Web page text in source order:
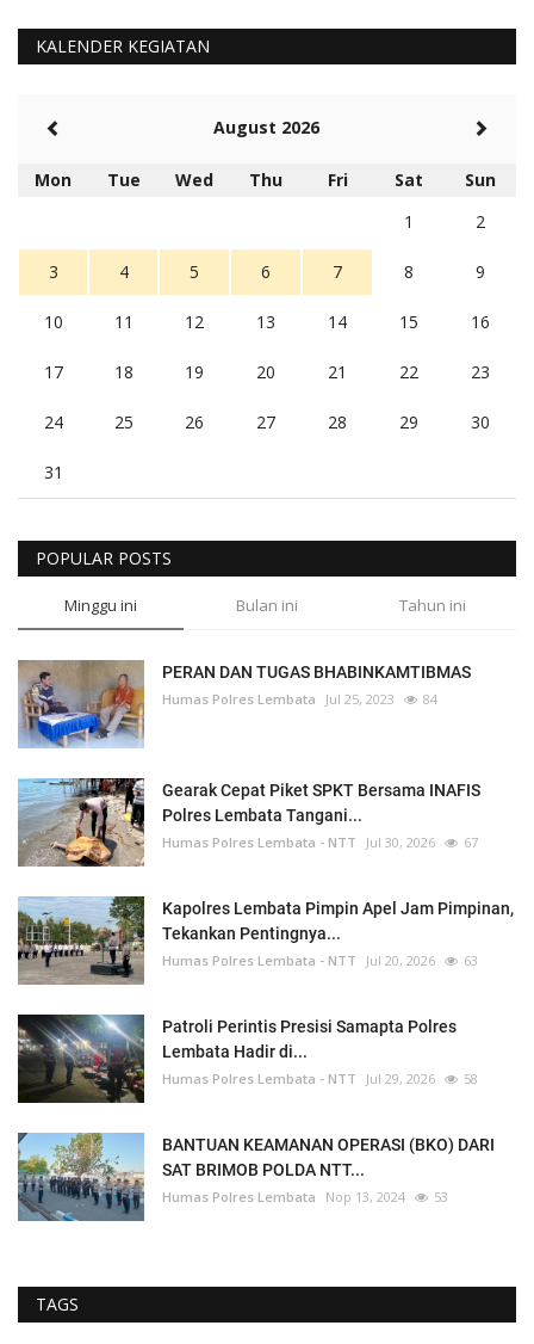
KALENDER KEGIATAN
August 2026
Mon Tue Wed Thu Fri Sat
Sun
1
2
3 4 5 6 7 8 9
10 11 12 13 14 15 16
17 18 19 20 21 22 23
24 25 26 27 28 29 30
31
POPULAR POSTS
Minggu ini Bulan ini Tahun ini
PERAN DAN TUGAS BHABINKAMTIBMAS
Humas Polres Lembata Jul 25, 2023 84
Gearak Cepat Piket SPKT Bersama INAFIS
Polres Lembata Tangani...
Humas Polres Lembata - NTT Jul 30, 2026 67
Kapolres Lembata Pimpin Apel Jam Pimpinan,
Tekankan Pentingnya...
Humas Polres Lembata - NTT Jul 20, 2026 63
Patroli Perintis Presisi Samapta Polres
Lembata Hadir di...
Humas Polres Lembata - NTT Jul 29, 2026 58
BANTUAN KEAMANAN OPERASI (BKO) DARI
SAT BRIMOB POLDA NTT...
Humas Polres Lembata Nop 13, 2024 53
TAGS